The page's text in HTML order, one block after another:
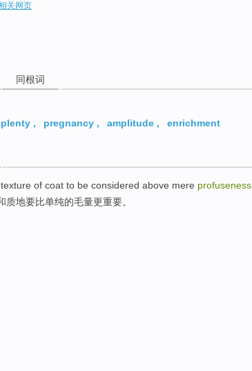
关网页
同根词
plenty , pregnancy , amplitude , enrichment
texture of coat to be considered above mere profuseness
质地要比单纯的毛量更重要。